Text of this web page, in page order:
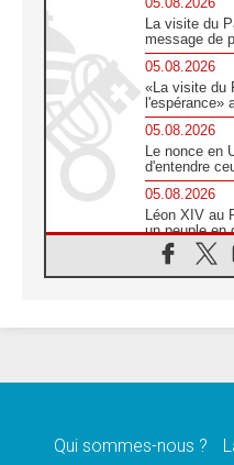
La visite du
message de
05.08.2026
«La visite du
l'espérance»
05.08.2026
Le nonce en
d'entendre
05.08.2026
Léon XIV au
un peuple en
05.08.2026
SCEAM:
en Argentine
Qui sommes-nous ?